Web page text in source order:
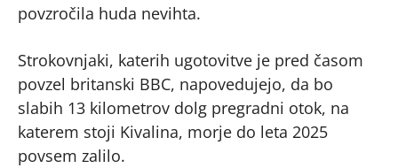
povzročila huda nevihta.
Strokovnjaki, katerih ugotovitve je pred časom
povzel britanski BBC, napovedujejo, da bo
slabih 13 kilometrov dolg pregradni otok, na
katerem stoji Kivalina, morje do leta 2025
povsem zalilo.